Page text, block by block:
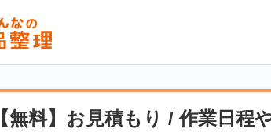
【無料】お見積もり / 作業日程